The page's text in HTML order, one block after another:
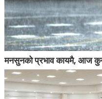
मनसुनको प्रभाव कायमै, आज